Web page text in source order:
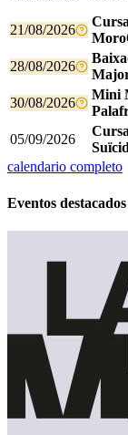
21/08/2026
Moro
28/08/2026
30/08/2026
Mini
05/09/2026
calendario completo
Eventos destacados